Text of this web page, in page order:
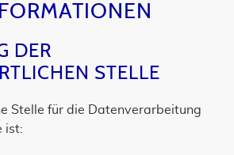
DER
STELLE
Stelle für die Datenverarbeitung
ist: